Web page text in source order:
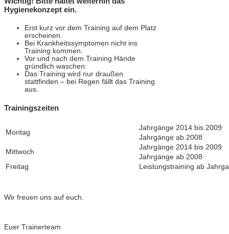
Hygienekonzept ein.
Erst kurz vor dem Training auf dem Platz
erscheinen.
Bei Krankheitssymptomen nicht ins
Training kommen.
Vor und nach dem Training Hände
gründlich waschen.
Das Training wird nur draußen
stattfinden – bei Regen fällt das Training
aus.
Trainingszeiten
Montag
Jahrgänge 2014 bis 2009
Jahrgänge ab 2008
Mittwoch
Jahrgänge 2014 bis 2009
Jahrgänge ab 2008
Freitag
Leistungstraining ab
Wir freuen uns auf euch.
Euer Trainerteam